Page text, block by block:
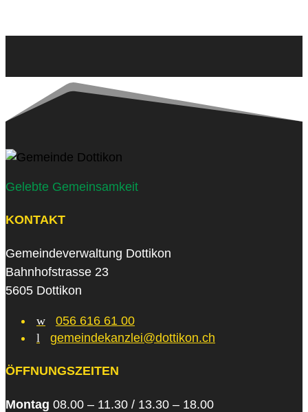
Gelebte Gemeinsamkeit
KONTAKT
Gemeindeverwaltung Dottikon
Bahnhofstrasse 23
5605 Dottikon
w
056 616 61 00
l
gemeindekanzlei@dottikon.ch
ÖFFNUNGSZEITEN
Montag 08.00 – 11.30 / 13.30 – 18.00